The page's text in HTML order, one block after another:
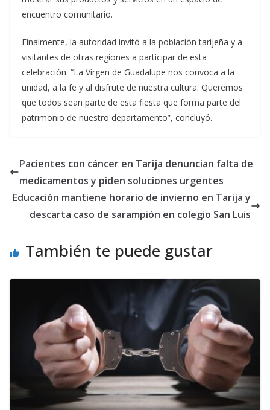
encuentro comunitario.
Finalmente, la autoridad invitó a la población tarijeña y a
visitantes de otras regiones a participar de esta
celebración. “La Virgen de Guadalupe nos convoca a la
unidad, a la fe y al disfrute de nuestra cultura. Queremos
que todos sean parte de esta fiesta que forma parte del
patrimonio de nuestro departamento”, concluyó.
Pacientes con cáncer en Tarija denuncian falta de
medicamentos y piden soluciones urgentes
Educación mantiene horario de invierno en Tarija y
descarta caso de sarampión en colegio San Luis
También te puede gustar